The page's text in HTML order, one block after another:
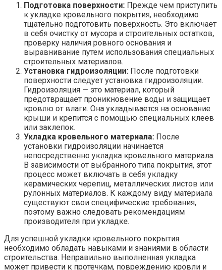
Подготовка поверхности: Прежде чем приступить
к укладке кровельного покрытия, необходимо
тщательно подготовить поверхность. Это включает
в себя очистку от мусора и строительных остатков,
проверку наличия ровного основания и
выравнивание путем использования специальных
строительных материалов.
Установка гидроизоляции: После подготовки
поверхности следует установка гидроизоляции.
Гидроизоляция — это материал, который
предотвращает проникновение воды и защищает
кровлю от влаги. Она укладывается на основание
крыши и крепится с помощью специальных клеев
или заклепок.
Укладка кровельного материала: После
установки гидроизоляции начинается
непосредственно укладка кровельного материала.
В зависимости от выбранного типа покрытия, этот
процесс может включать в себя укладку
керамических черепиц, металлических листов или
рулонных материалов. К каждому виду материала
существуют свои специфические требования,
поэтому важно следовать рекомендациям
производителя при укладке.
Для успешной укладки кровельного покрытия
необходимо обладать навыками и знаниями в области
строительства. Неправильно выполненная укладка
может привести к протечкам, повреждению кровли и